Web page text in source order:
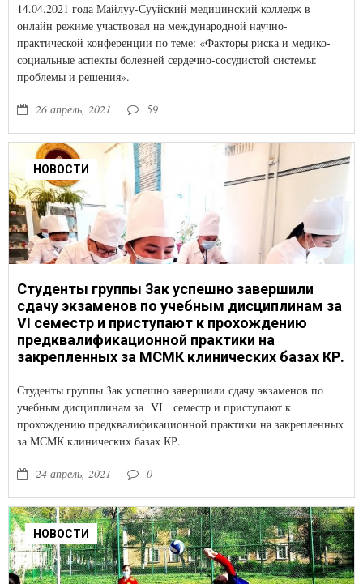
14.04.2021 года Майлуу-Сууйский медицинский колледж в
онлайн режиме участвовал на международной научно-
практической конференции по теме: «Факторы риска и медико-
социальные аспекты болезней сердечно-сосудистой системы:
проблемы и решения».
26 апрель, 2021 59
НОВОСТИ
Студенты группы 3ак успешно завершили
сдачу экзаменов по учебным дисциплинам за
VI семестр и приступают к прохождению
предквалификационной практики на
закрепленных за МСМК клинических базах КР.
Студенты группы 3ак успешно завершили сдачу экзаменов по
учебным дисциплинам за VI семестр и приступают к
прохождению предквалификационной практики на закрепленных
за МСМК клинических базах КР.
24 апрель, 2021 0
НОВОСТИ